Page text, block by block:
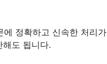
정확하고 신속한 처리
해도 됩니다.